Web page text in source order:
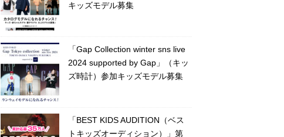
キッズモデル募集
「Gap Collection winter sns live
2024 supported by Gap」（キッ
ズ時計）参加キッズモデル募集
「BEST KIDS AUDITION（ベス
トキッズオーディション）」第